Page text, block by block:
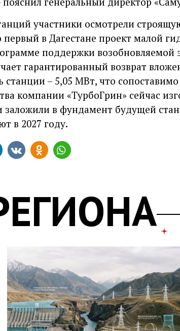
участники осмотрели
в Дагестане проект малой
поддержки возобновляемой
гарантированный возврат
– 5,05 МВт, что
компании «ТурбоГрин» сейчас
заложили в фундамент будущей
в 2027 году.